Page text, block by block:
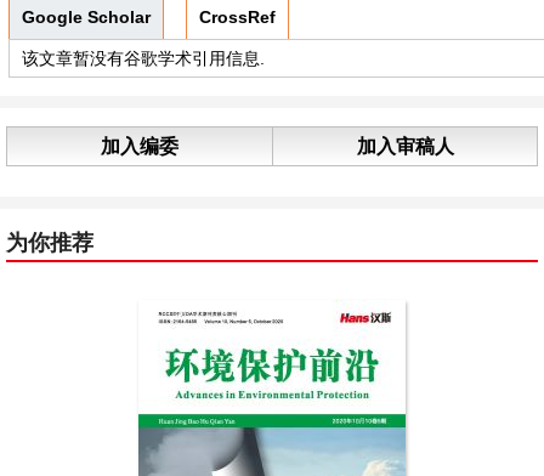
Google Scholar CrossRef
该文章暂没有谷歌学术引用信息.
加入编委 加入审稿人
为你推荐